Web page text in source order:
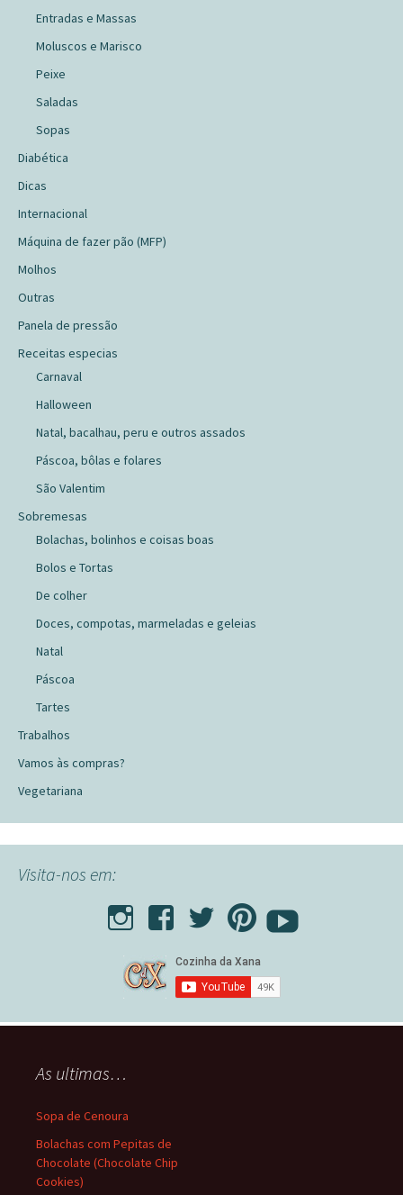
Entradas e Massas
Moluscos e Marisco
Peixe
Saladas
Sopas
Diabética
Dicas
Internacional
Máquina de fazer pão (MFP)
Molhos
Outras
Panela de pressão
Receitas especias
Carnaval
Halloween
Natal, bacalhau, peru e outros assados
Páscoa, bôlas e folares
São Valentim
Sobremesas
Bolachas, bolinhos e coisas boas
Bolos e Tortas
De colher
Doces, compotas, marmeladas e geleias
Natal
Páscoa
Tartes
Trabalhos
Vamos às compras?
Vegetariana
Visita-nos em:
As ultimas…
Sopa de Cenoura
Bolachas com Pepitas de
Chocolate (Chocolate Chip
Cookies)